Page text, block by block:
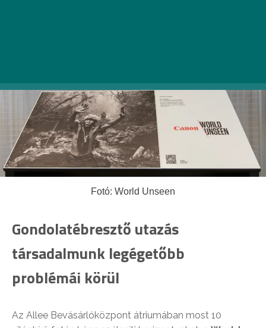
Fotó: World Unseen
Gondolatébresztő utazás
társadalmunk legégetőbb
problémái körül
Az Allee Bevásárlóközpont átriumában most 10